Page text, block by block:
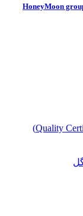
HoneyMoon